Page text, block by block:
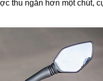
thu ngắn hơn một chút,